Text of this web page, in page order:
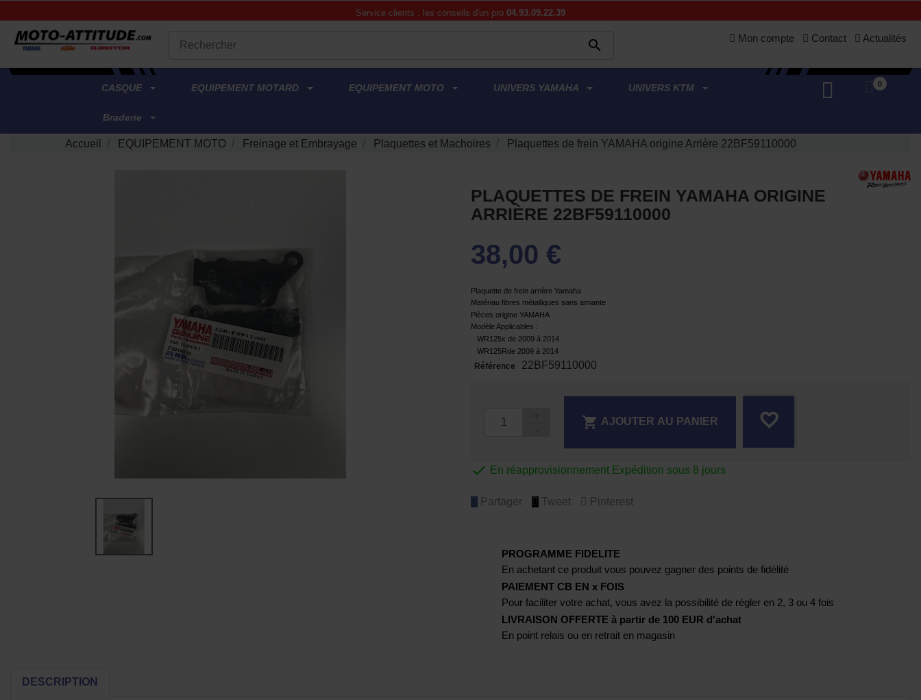
Service clients : les conseils d'un pro 04.93.09.22.39
 Mon compte Contact Actualités
.
CASQUE EQUIPEMENT MOTARD EQUIPEMENT MOTO UNIVERS YAMAHA UNIVERS KTM
Braderie
0
Accueil EQUIPEMENT MOTO Freinage et Embrayage Plaquettes et Machoires Plaquettes de frein YAMAHA origine Arrière 22BF59110000
PLAQUETTES DE FREIN YAMAHA ORIGINE
ARRIÈRE 22BF59110000
38,00 €
Plaquette de frein arrière Yamaha
Matériau fibres métalliques sans amiante
Pièces origine YAMAHA
Modèle Applicables :
WR125x de 2009 à 2014
WR125Rde 2009 à 2014
Référence 22BF59110000
 AJOUTER AU PANIER favorite_border
 En réapprovisionnement Expédition sous 8 jours
Partager Tweet Pinterest
PROGRAMME FIDELITE
En achetant ce produit vous pouvez gagner des points de fidélité
PAIEMENT CB EN x FOIS
Pour faciliter votre achat, vous avez la possibilité de régler en 2, 3 ou 4 fois
LIVRAISON OFFERTE à partir de 100 EUR d'achat
En point relais ou en retrait en magasin
DESCRIPTION